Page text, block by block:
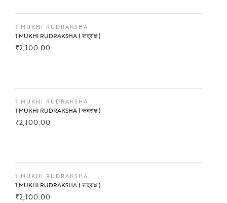
1 MUKHI RUDRAKSHA
1 MUKHI RUDRAKSHA ( रूद्राक्ष )
₹2,100.00
1 MUKHI RUDRAKSHA
1 MUKHI RUDRAKSHA ( रूद्राक्ष )
₹2,100.00
1 MUKHI RUDRAKSHA
1 MUKHI RUDRAKSHA ( रूद्राक्ष )
₹2,100.00